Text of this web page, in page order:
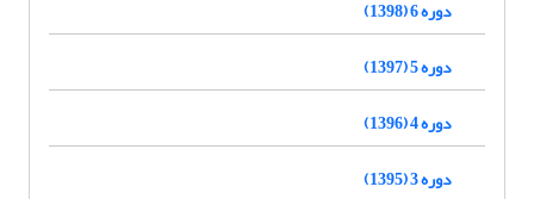
دوره 6 (1398)
دوره 5 (1397)
دوره 4 (1396)
دوره 3 (1395)